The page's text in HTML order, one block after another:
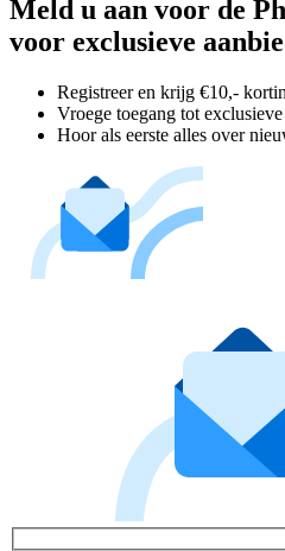
Meld u aan voor de
voor exclusieve
Registreer en krijg €10,-
Vroege toegang tot
Hoor als eerste alles over